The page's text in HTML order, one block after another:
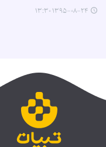
۱۳۹۵-۰۸-۲۴ ۱۳:۳۰